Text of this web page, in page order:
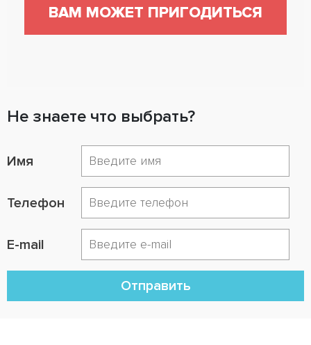
ВАМ МОЖЕТ ПРИГОДИТЬСЯ
Не знаете что выбрать?
Имя
Телефон
E-mail
Отправить